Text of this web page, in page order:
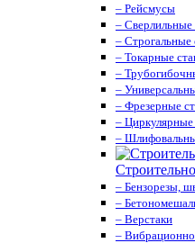
– Рейсмусы
– Сверлильные
– Строгальные
– Токарные
–
–
– Фрезерные
– Циркулярные
–
– Бензорезы,
–
– Верстаки
–